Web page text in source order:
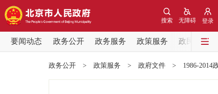
登录
无障碍
搜索
要闻动态 政务公开 政务服务 政策服务
政民互动
党中央精神
政务公开 > 政策服务 > 政府文件 > 1986-2014